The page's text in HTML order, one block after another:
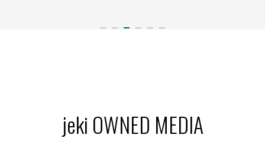
jeki OWNED MEDIA